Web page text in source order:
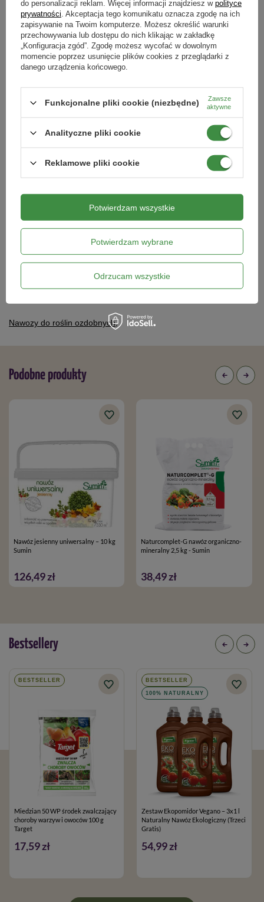
Forma
granulki
Typ nawozu
mineralny
Podmiot odpowiedzialny za ten produkt na terenie UE Więcej
Produkty powiązane
Sumin
14,29 zł 38,49 zł
Kategorie powiązane
Nawozy do roślin ozdobnych,
Podobne produkty
Nawóz jesienny uniwersalny – 10 kg
Sumin
126,49 zł
Naturcomplet-G nawóz organiczno-
mineralny 2,5 kg - Sumin
38,49 zł
Bestsellery
BESTSELLER
Miedzian 50 WP środek zwalczający
choroby warzyw i owoców 100 g
Target
17,59 zł
BESTSELLER
100% NATURALNY
Zestaw Ekopomidor Vegano – 3x1 l
Naturalny Nawóz Ekologiczny (Trzeci
Gratis)
54,99 zł
do personalizacji reklam. Więcej informacji znajdziesz w polityce
prywatności . Akceptacja tego komunikatu oznacza zgodę na ich
zapisywanie na Twoim komputerze. Możesz określić warunki
przechowywania lub dostępu do nich klikając w zakładkę
„Konfiguracja zgód”. Zgodę możesz wycofać w dowolnym
momencie poprzez usunięcie plików cookies z przeglądarki z
danego urządzenia końcowego.
Funkcjonalne pliki cookie (niezbędne)
Zawsze
aktywne
Analityczne pliki cookie
Reklamowe pliki cookie
Potwierdzam wybrane
Odrzucam wszystkie
Potwierdzam wszystkie